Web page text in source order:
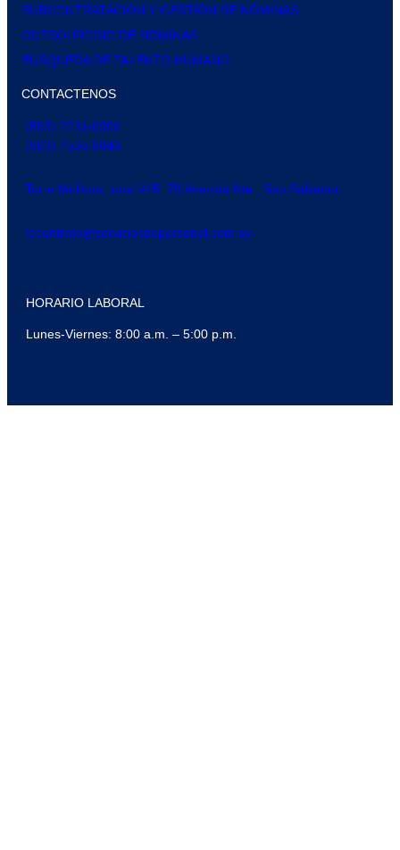
SUBCONTRATACIÓN Y GESTIÓN DE NÓMINAS
OUTSOURCING DE NÓMINAS
BÚSQUEDA DE TALENTO HUMANO
CONTACTENOS
(503) 2231-0900
(503) 7535-5843
Torre Molinos, local #15, 79 Avenida Nte., San Salvador
tecontrato@serviciosdepersonal.com.sv
HORARIO LABORAL
Lunes-Viernes: 8:00 a.m. – 5:00 p.m.